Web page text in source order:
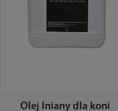
Olej lniany dla koni